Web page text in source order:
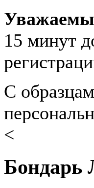
15 минут
С
<
Бондарь